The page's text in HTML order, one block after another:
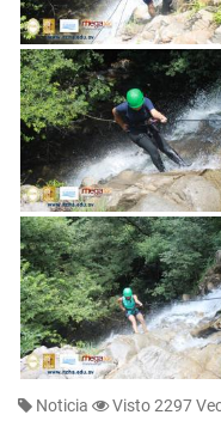
Noticia Visto 2297